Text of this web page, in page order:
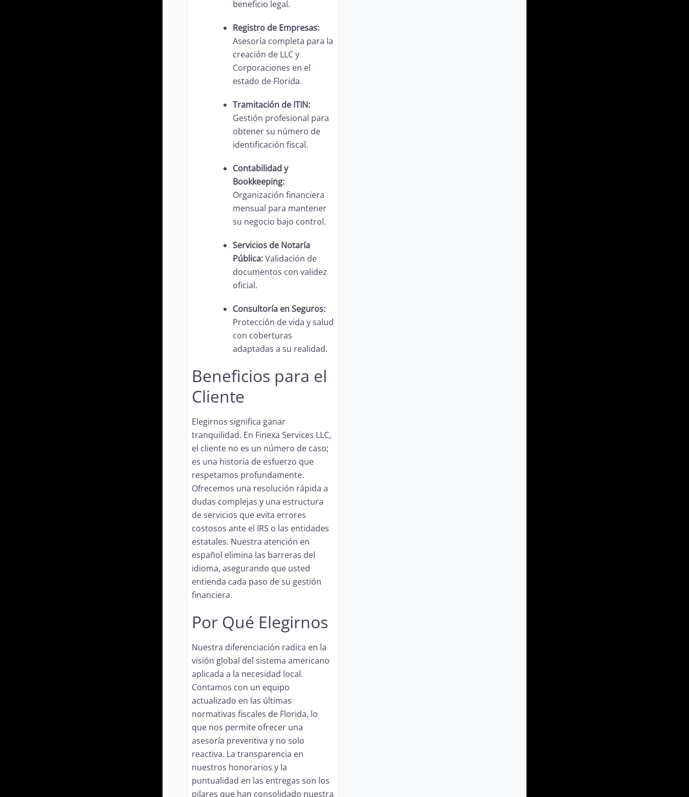
beneficio legal.
Registro de Empresas:
Asesoría completa para la
creación de LLC y
Corporaciones en el
estado de Florida.
Tramitación de ITIN:
Gestión profesional para
obtener su número de
identificación fiscal.
Contabilidad y
Bookkeeping:
Organización financiera
mensual para mantener
su negocio bajo control.
Servicios de Notaría
Pública:Validación de
documentos con validez
oficial.
Consultoría en Seguros:
Protección de vida y salud
con coberturas
adaptadas a su realidad.
Beneficios para el
Cliente
Elegirnos significa ganar
tranquilidad. En Finexa Services LLC,
el cliente no es un número de caso;
es una historia de esfuerzo que
respetamos profundamente.
Ofrecemos una resolución rápida a
dudas complejas y una estructura
de servicios que evita errores
costosos ante el IRS o las entidades
estatales. Nuestra atención en
español elimina las barreras del
idioma, asegurando que usted
entienda cada paso de su gestión
financiera.
Por Qué Elegirnos
Nuestra diferenciación radica en la
visión global del sistema americano
aplicada a la necesidad local.
Contamos con un equipo
actualizado en las últimas
normativas fiscales de Florida, lo
que nos permite ofrecer una
asesoría preventiva y no solo
reactiva. La transparencia en
nuestros honorarios y la
puntualidad en las entregas son los
pilares que han consolidado nuestra